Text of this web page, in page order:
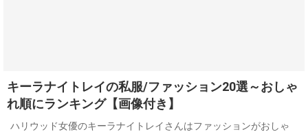
キーラナイトレイの私服/ファッション20選～おしゃ
れ順にランキング【画像付き】
ハリウッド女優のキーラナイトレイさんはファッションがおしゃ